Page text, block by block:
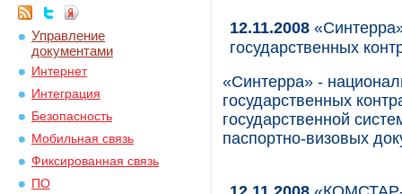
Управление
документами
Интернет
Интеграция
Безопасность
Мобильная связь
Фиксированная связь
ПО
12.11.2008
государственных
«Синтерра» -
государственных
государственной
паспортно-визовых